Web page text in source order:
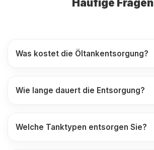
Häufige Fragen
Was kostet die Öltankentsorgung?
Wie lange dauert die Entsorgung?
Welche Tanktypen entsorgen Sie?